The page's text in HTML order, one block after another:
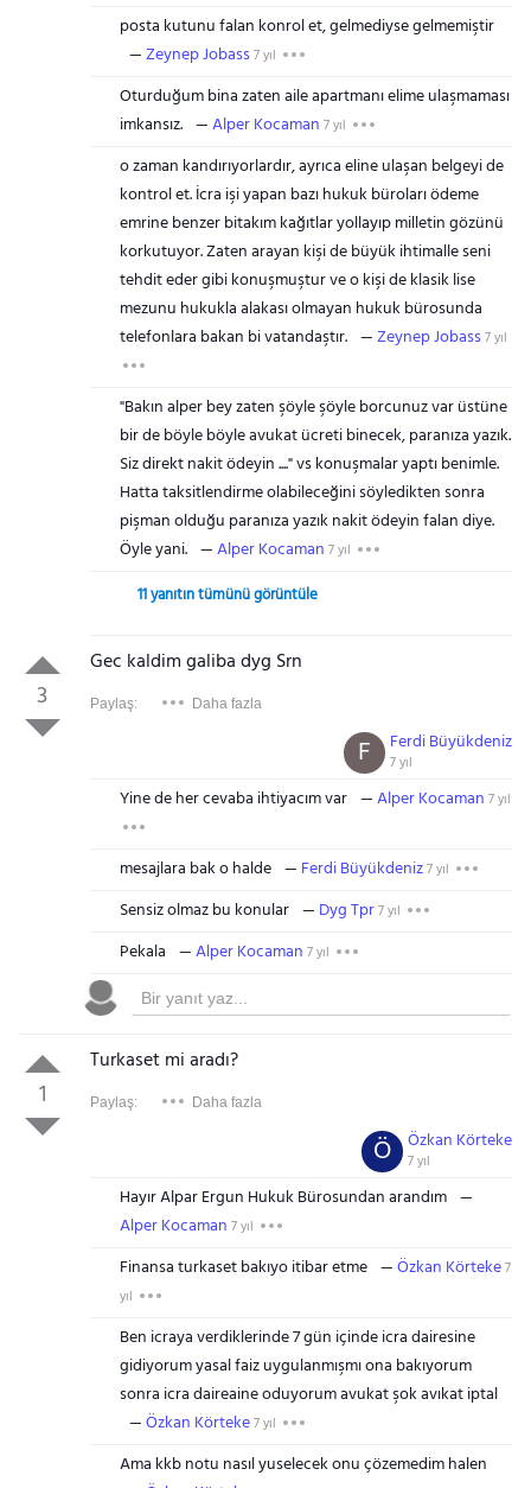
posta kutunu falan konrol et, gelmediyse gelmemiştir
Zeynep Jobass7 yıl
Oturduğum bina zaten aile apartmanı elime ulaşmaması
imkansız.
Alper Kocaman 7 yıl
o zaman kandırıyorlardır, ayrıca eline ulaşan belgeyi de
kontrol et. İcra işi yapan bazı hukuk büroları ödeme
emrine benzer bitakım kağıtlar yollayıp milletin gözünü
korkutuyor. Zaten arayan kişi de büyük ihtimalle seni
tehdit eder gibi konuşmuştur ve o kişi de klasik lise
mezunu hukukla alakası olmayan hukuk bürosunda
telefonlara bakan bi vatandaştır.
Zeynep Jobass7 yıl
"Bakın alper bey zaten şöyle şöyle borcunuz var üstüne
bir de böyle böyle avukat ücreti binecek, paranıza yazık.
Siz direkt nakit ödeyin ...." vs konuşmalar yaptı benimle.
Hatta taksitlendirme olabileceğini söyledikten sonra
pişman olduğu paranıza yazık nakit ödeyin falan diye.
Öyle yani.
Alper Kocaman 7 yıl
11 yanıtın tümünü görüntüle
3
Gec kaldim galiba dyg Srn
Paylaş: Daha fazla
Ferdi Büyükdeniz
7 yıl
F
Yine de her cevaba ihtiyacım var Alper Kocaman 7 yıl
mesajlara bak o halde Ferdi Büyükdeniz7 yıl
Sensiz olmaz bu konular Dyg Tpr7 yıl
Pekala Alper Kocaman 7 yıl
1
Turkaset mi aradı?
Paylaş: Daha fazla
Özkan Körteke
7 yıl
Ö
Hayır Alpar Ergun Hukuk Bürosundan arandım
Alper Kocaman 7 yıl
Finansa turkaset bakıyo itibar etme Özkan Körteke7
yıl
Ben icraya verdiklerinde 7 gün içinde icra dairesine
gidiyorum yasal faiz uygulanmışmı ona bakıyorum
sonra icra daireaine oduyorum avukat şok avıkat iptal
Özkan Körteke7 yıl
Ama kkb notu nasıl yuselecek onu çözemedim halen